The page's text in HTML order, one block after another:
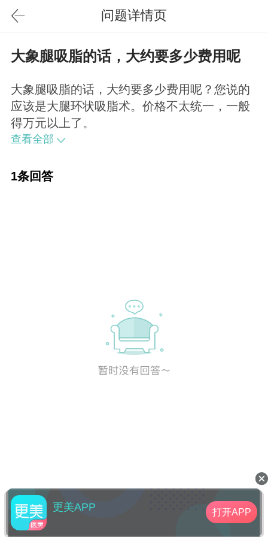
问题详情页
大象腿吸脂的话，大约要多少费用呢
大象腿吸脂的话，大约要多少费用呢？您说的
应该是大腿环状吸脂术。价格不太统一，一般
得万元以上了。
查看全部
1条回答
更美APP 打开APP